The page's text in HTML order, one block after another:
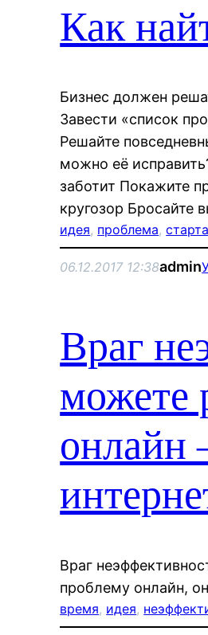
Как
Бизнес должен
Завести «список
Решайте
можно её
заботит Покажите
кругозор Бросайте
идея, проблема,
06.12.2017 12:38admin
Враг
можете
онлайн
Враг
проблему онлайн,
время, идея,